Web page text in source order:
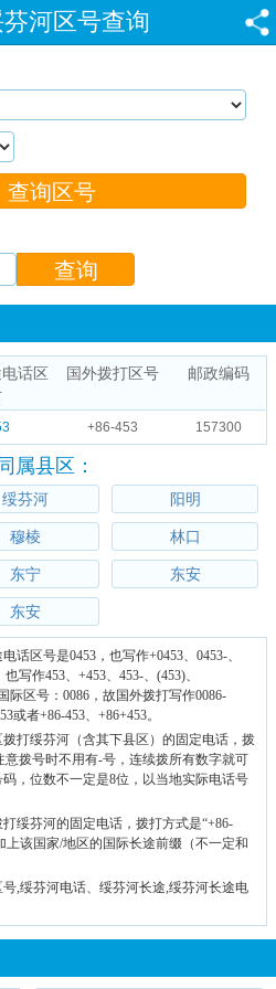
河区号查询
话区
国外拨打区号 邮政编码
+86-453 157300
属县区：
绥芬河 阳明
穆棱 林口
东宁 东安
东安
话区号是0453，也写作+0453、0453-、
写作453、+453、453-、(453)、
际区号：0086，故国外拨打写作0086-
或者+86-453、+86+453。
打绥芬河（含其下县区）的固定电话，拨
拨号时不用有-号，连续拨所有数字就可
，位数不一定是8位，以当地实际电话号
绥芬河的固定电话，拨打方式是“+86-
该国家/地区的国际长途前缀（不一定和
,绥芬河电话、绥芬河长途,绥芬河长途电